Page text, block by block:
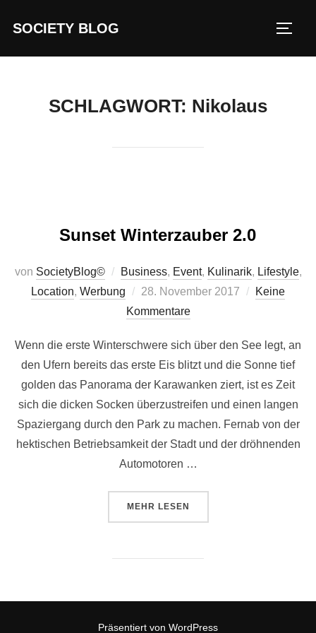
InhaltSOCIETY BLOG
SCHLAGWORT: Nikolaus
Sunset Winterzauber 2.0
von SocietyBlog© Business, Event, Kulinarik, Lifestyle,
Location, Werbung
Veröffentlicht
am
28. November 2017
Keine
Kommentare
Wenn die erste Winterschwere sich über den See legt, an
den Ufern bereits das erste Eis blitzt und die Sonne tief
golden das Panorama der Karawanken ziert, ist es Zeit
sich die dicken Socken überzustreifen und einen langen
Spaziergang durch den Park zu machen. Fernab von der
hektischen Betriebsamkeit der Stadt und der dröhnenden
Automotoren …
MEHR ÜBER „SUNSET WINTERZAUBER
LESEN
Präsentiert von WordPress